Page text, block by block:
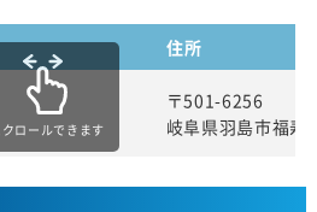
住所
〒501-6256
岐阜県羽島市福寿
クロールできます